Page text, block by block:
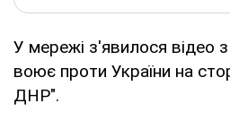
У мережі з'явилося відео
воює проти України на
ДНР".